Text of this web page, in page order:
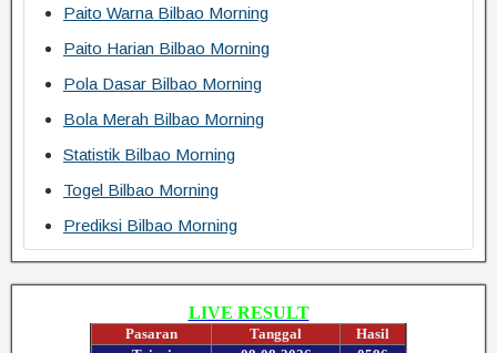
Paito Warna Bilbao Morning
Paito Harian Bilbao Morning
Pola Dasar Bilbao Morning
Bola Merah Bilbao Morning
Statistik Bilbao Morning
Togel Bilbao Morning
Prediksi Bilbao Morning